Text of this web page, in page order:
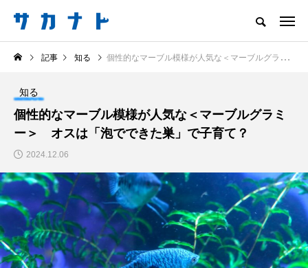
サカナをもっと好きになる
知る 食べる 楽しむ 創る
注目記事 サカナを知ろう
創る
記事 知る 個性的なマーブル模様が人気な＜マーブルグラミー＞ オスは「泡でできた巣」で子育て？
知る
個性的なマーブル模様が人気な＜マーブルグラミ
ー＞ オスは「泡でできた巣」で子育て？
2024.12.06